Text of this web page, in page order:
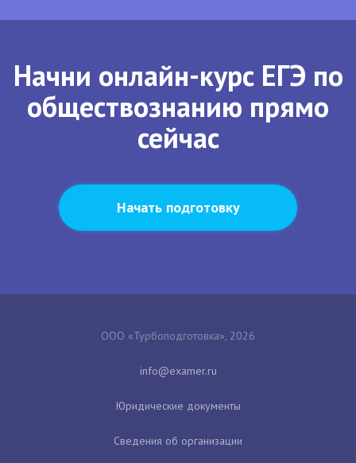
Начни онлайн-курс ЕГЭ по
обществознанию прямо
сейчас
Начать подготовку
ООО «Турбоподготовка», 2026
Юридические документы
Сведения об организации